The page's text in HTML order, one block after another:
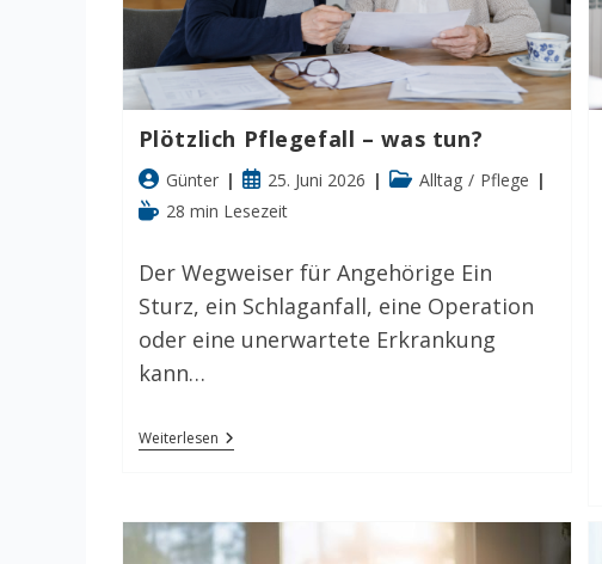
Plötzlich Pflegefall – was tun?
Beitrags-
Autor:
Günter
Beitrag
veröffentlicht:
25. Juni 2026
Beitrags-
Alltag / Pflege
Lesedauer:
28 min Lesezeit
Der Wegweiser für Angehörige Ein
Sturz, ein Schlaganfall, eine Operation
oder eine unerwartete Erkrankung
kann…
WeiterlesenPlötzlich
Pflegefall